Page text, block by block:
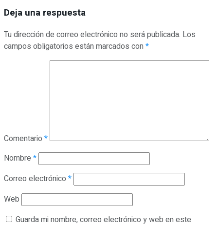
Deja una respuesta
Tu dirección de correo electrónico no será publicada. Los
campos obligatorios están marcados con*
Comentario *
Nombre *
Correo electrónico *
Web
Guarda mi nombre, correo electrónico y web en este